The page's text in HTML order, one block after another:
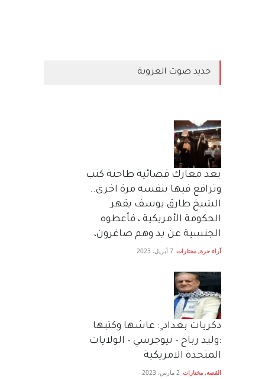
جديد صوت العروبة
بعد معارك قضائية طاحنة كتب
وترافع فيها بنفسه مرة اخرى..
الشيخ طارق يوسف يقهر
الحكومة الأمريكية ، فأعطوه
الجنسية عن يد وهم صاغرون،
آراء حرة, مختارات 7 أبريل، 2023
دكريات بغداد ٍ: عاشها وكتبها
:وليد رباح – نيوجرسي – الولايات
المتحدة الامريكية
القصة, مختارات 2 مارس، 2023